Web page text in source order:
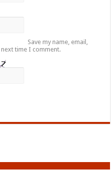
Save my name, email,
time I comment.